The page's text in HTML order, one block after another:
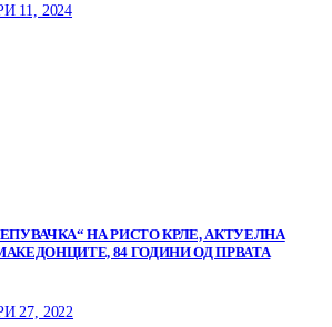
11, 2024
НА РИСТО КРЛЕ, АКТУЕЛНА
84 ГОДИНИ ОД ПРВАТА
27, 2022